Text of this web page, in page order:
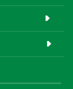

